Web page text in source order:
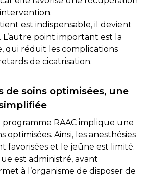
est indispensable, il devient
L’autre point important est la
qui réduit les complications
de cicatrisation.
de soins optimisées, une
programme RAAC implique une
optimisées. Ainsi, les anesthésies
favorisées et le jeûne est limité.
est administré, avant
à l’organisme de disposer de